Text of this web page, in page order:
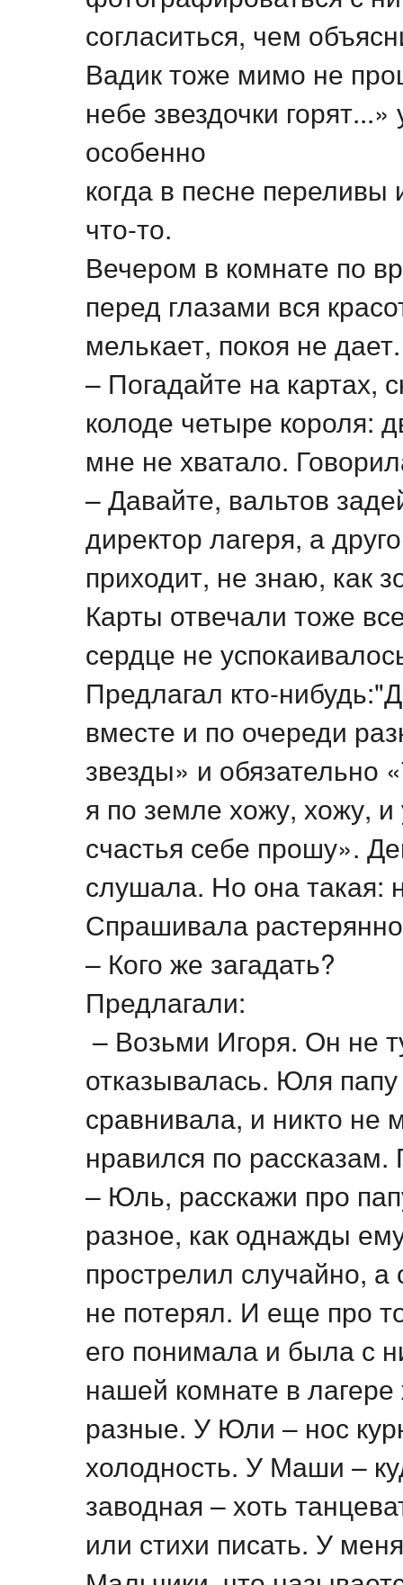
согласиться, чем
Вадик тоже мимо не
небе звездочки
особенно
когда в песне переливы
что-то.
Вечером в комнате по
перед глазами вся
мелькает, покоя не
– Погадайте на картах,
колоде четыре короля:
мне не хватало.
– Давайте, вальтов
директор лагеря, а
приходит, не знаю, как
Карты отвечали тоже
сердце не
Предлагал кто-
вместе и по очереди
звезды» и обязательно
я по земле хожу, хожу, и
счастья себе прошу».
слушала. Но она такая:
Спрашивала
– Кого же загадать?
Предлагали:
– Возьми Игоря. Он не
отказывалась. Юля
сравнивала, и никто не
нравился по
– Юль, расскажи про
разное, как однажды
прострелил случайно, а
не потерял. И еще про
его понимала и была с
нашей комнате в
разные. У Юли – нос
холодность. У Маши –
заводная – хоть
или стихи писать. У